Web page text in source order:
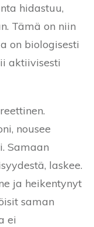
hidastuu,
Tämä on niin
on biologisesti
aktiivisesti
nousee
Samaan
laskee.
ja heikentynyt
saman
ei